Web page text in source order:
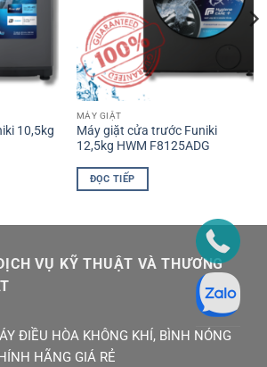
10,5kg
MÁY GIẶT
Máy giặt cửa trước Funiki
12,5kg HWM F8125ADG
ĐỌC TIẾP
VỤ KỸ THUẬT VÀ THƯƠNG
ĐIỀU HÒA KHÔNG KHÍ, BÌNH NÓNG
HÃNG GIÁ RẺ